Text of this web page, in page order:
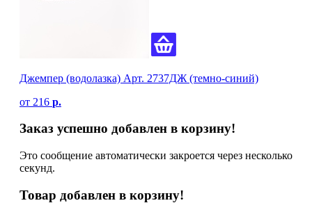
Джемпер (водолазка) Арт. 2737ДЖ (темно-синий)
от 216 р.
Заказ успешно добавлен в корзину!
Это сообщение автоматически закроется через несколько
секунд.
Товар добавлен в корзину!